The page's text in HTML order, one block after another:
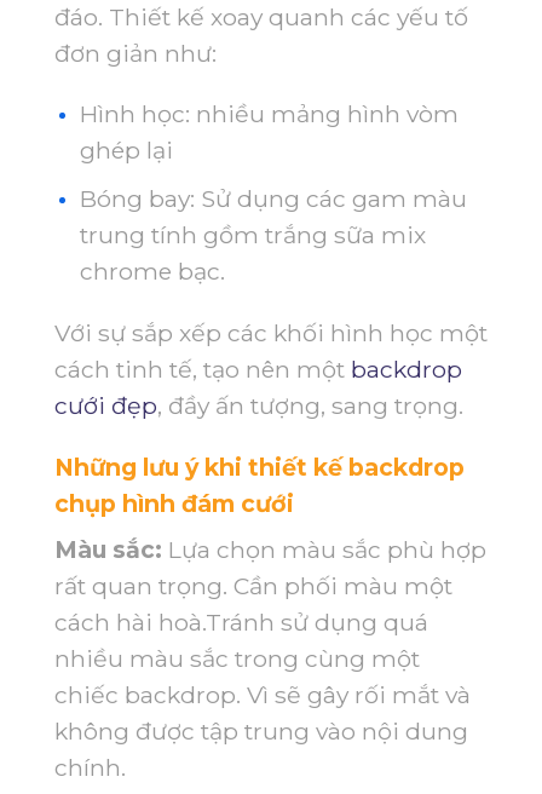
đáo. Thiết kế xoay quanh các yếu tố
đơn giản như:
Hình học: nhiều mảng hình vòm
ghép lại
Bóng bay: Sử dụng các gam màu
trung tính gồm trắng sữa mix
chrome bạc.
Với sự sắp xếp các khối hình học một
cách tinh tế, tạo nên một backdrop
cưới đẹp, đầy ấn tượng, sang trọng.
Những lưu ý khi thiết kế backdrop
chụp hình đám cưới
Màu sắc: Lựa chọn màu sắc phù hợp
rất quan trọng. Cần phối màu một
cách hài hoà.Tránh sử dụng quá
nhiều màu sắc trong cùng một
chiếc backdrop. Vì sẽ gây rối mắt và
không được tập trung vào nội dung
chính.